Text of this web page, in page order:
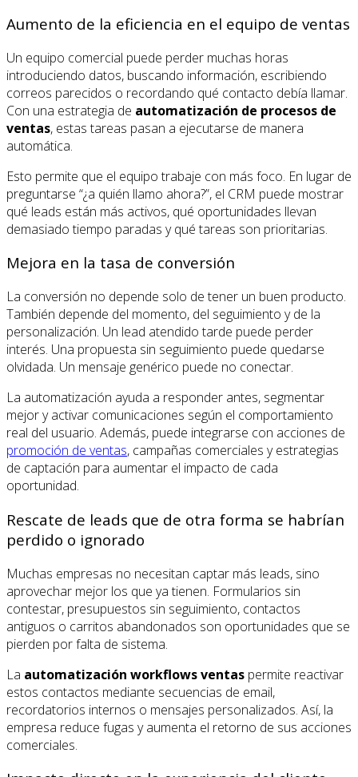
Aumento de la eficiencia en el equipo de ventas
Un equipo comercial puede perder muchas horas
introduciendo datos, buscando información, escribiendo
correos parecidos o recordando qué contacto debía llamar.
Con una estrategia de automatización de procesos de
ventas, estas tareas pasan a ejecutarse de manera
automática.
Esto permite que el equipo trabaje con más foco. En lugar de
preguntarse “¿a quién llamo ahora?”, el CRM puede mostrar
qué leads están más activos, qué oportunidades llevan
demasiado tiempo paradas y qué tareas son prioritarias.
Mejora en la tasa de conversión
La conversión no depende solo de tener un buen producto.
También depende del momento, del seguimiento y de la
personalización. Un lead atendido tarde puede perder
interés. Una propuesta sin seguimiento puede quedarse
olvidada. Un mensaje genérico puede no conectar.
La automatización ayuda a responder antes, segmentar
mejor y activar comunicaciones según el comportamiento
real del usuario. Además, puede integrarse con acciones de
promoción de ventas, campañas comerciales y estrategias
de captación para aumentar el impacto de cada
oportunidad.
Rescate de leads que de otra forma se habrían
perdido o ignorado
Muchas empresas no necesitan captar más leads, sino
aprovechar mejor los que ya tienen. Formularios sin
contestar, presupuestos sin seguimiento, contactos
antiguos o carritos abandonados son oportunidades que se
pierden por falta de sistema.
La automatización workflows ventas permite reactivar
estos contactos mediante secuencias de email,
recordatorios internos o mensajes personalizados. Así, la
empresa reduce fugas y aumenta el retorno de sus acciones
comerciales.